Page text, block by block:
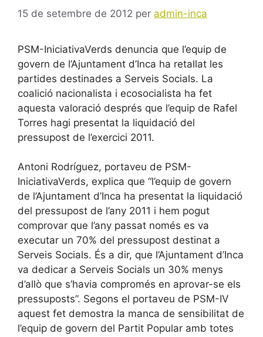
15 de setembre de 2012 per admin-inca
PSM-IniciativaVerds denuncia que l’equip de
govern de l’Ajuntament d’Inca ha retallat les
partides destinades a Serveis Socials. La
coalició nacionalista i ecosocialista ha fet
aquesta valoració després que l’equip de Rafel
Torres hagi presentat la liquidació del
pressupost de l’exercici 2011.
Antoni Rodríguez, portaveu de PSM-
IniciativaVerds, explica que “l’equip de govern
de l’Ajuntament d’Inca ha presentat la liquidació
del pressupost de l’any 2011 i hem pogut
comprovar que l’any passat només es va
executar un 70% del pressupost destinat a
Serveis Socials. És a dir, que l’Ajuntament d’Inca
va dedicar a Serveis Socials un 30% menys
d’allò que s’havia compromés en aprovar-se els
pressuposts”. Segons el portaveu de PSM-IV
aquest fet demostra la manca de sensibilitat de
l’equip de govern del Partit Popular amb totes